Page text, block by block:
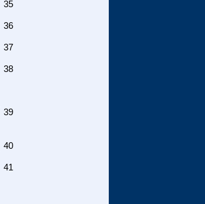
35
36
37
38
39
40
41